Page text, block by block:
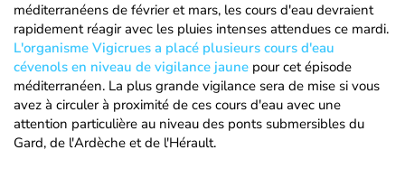
méditerranéens de février et mars, les cours d'eau devraient
rapidement réagir avec les pluies intenses attendues ce mardi.
L'organisme Vigicrues a placé plusieurs cours d'eau
cévenols en niveau de vigilance jaune pour cet épisode
méditerranéen. La plus grande vigilance sera de mise si vous
avez à circuler à proximité de ces cours d'eau avec une
attention particulière au niveau des ponts submersibles du
Gard, de l'Ardèche et de l'Hérault.